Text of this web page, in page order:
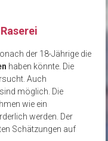
der 18-Jährige die
haben könnte. Die
Auch
sind möglich. Die
wie ein
werden. Der
Schätzungen auf